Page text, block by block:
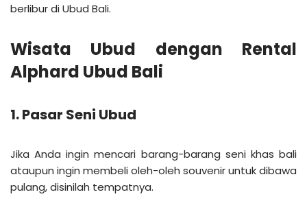
berlibur di Ubud Bali.
Wisata Ubud dengan Rental
Alphard Ubud Bali
1. Pasar Seni Ubud
Jika Anda ingin mencari barang-barang seni khas bali
ataupun ingin membeli oleh-oleh souvenir untuk dibawa
pulang, disinilah tempatnya.